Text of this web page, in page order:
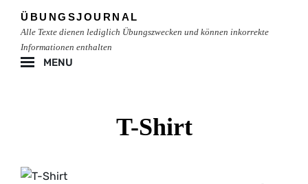
content
ÜBUNGSJOURNAL
Alle Texte dienen lediglich Übungszwecken und können inkorrekte
Informationen enthalten
MENU
T-Shirt